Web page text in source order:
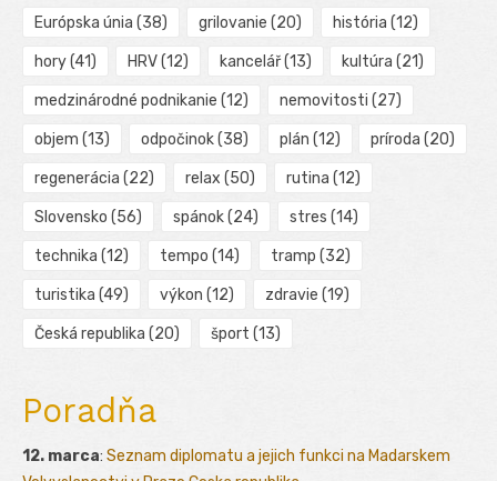
Európska únia (38) grilovanie (20) história (12)
hory(41) HRV(12) kancelář(13) kultúra (21)
medzinárodné podnikanie (12) nemovitosti (27)
objem (13) odpočinok(38) plán (12) príroda (20)
regenerácia (22) relax (50) rutina (12)
Slovensko (56) spánok(24) stres (14)
technika (12) tempo (14) tramp (32)
turistika (49) výkon (12) zdravie (19)
Česká republika (20) šport (13)
Poradňa
12. marca: Seznam diplomatu a jejich funkci na Madarskem